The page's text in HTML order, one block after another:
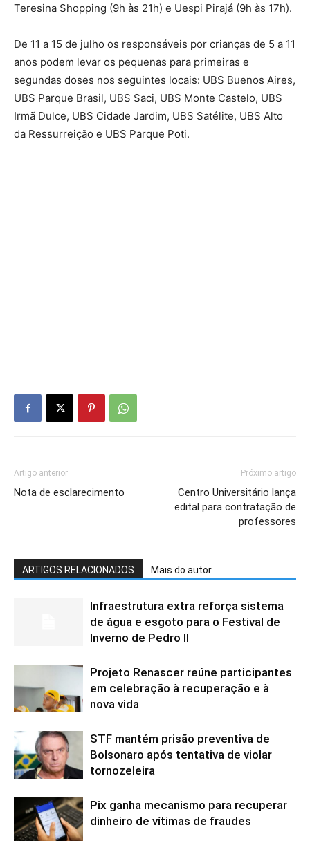
Teresina Shopping (9h às 21h) e Uespi Pirajá (9h às 17h).
De 11 a 15 de julho os responsáveis por crianças de 5 a 11
anos podem levar os pequenas para primeiras e
segundas doses nos seguintes locais: UBS Buenos Aires,
UBS Parque Brasil, UBS Saci, UBS Monte Castelo, UBS
Irmã Dulce, UBS Cidade Jardim, UBS Satélite, UBS Alto
da Ressurreição e UBS Parque Poti.
Artigo anterior
Nota de esclarecimento
Próximo artigo
Centro Universitário lança
edital para contratação de
professores
ARTIGOS RELACIONADOS Mais do autor
Infraestrutura extra reforça sistema
de água e esgoto para o Festival de
Inverno de Pedro II
Projeto Renascer reúne participantes
em celebração à recuperação e à
nova vida
STF mantém prisão preventiva de
Bolsonaro após tentativa de violar
tornozeleira
Pix ganha mecanismo para recuperar
dinheiro de vítimas de fraudes